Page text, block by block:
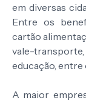
em diversas
Entre os
cartão
vale-
educação, entre
A maior